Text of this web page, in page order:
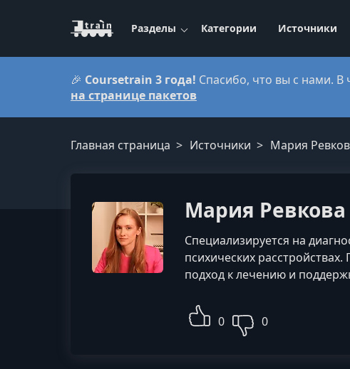
Разделы Категории Источники
🎉 Coursetrain 3 года! Спасибо, что вы с нами. В
на странице пакетов
Главная страница Источники Мария
Мария Ревкова
Специализируется на
психических
подход к лечению и
0 0